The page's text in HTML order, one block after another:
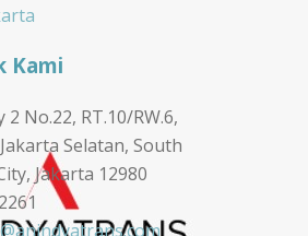
Kami
2 No.22, RT.10/RW.6,
Selatan, South
Jakarta 12980